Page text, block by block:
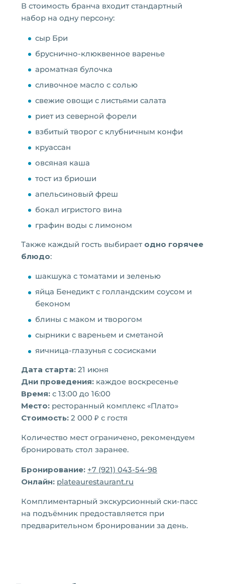
В стоимость бранча входит стандартный
набор на одну персону:
сыр Бри
бруснично-клюквенное варенье
ароматная булочка
сливочное масло с солью
свежие овощи с листьями салата
риет из северной форели
взбитый творог с клубничным конфи
круассан
овсяная каша
тост из бриоши
апельсиновый фреш
бокал игристого вина
графин воды с лимоном
Также каждый гость выбирает одно горячее
блюдо:
шакшука с томатами и зеленью
яйца Бенедикт с голландским соусом и
беконом
блины с маком и творогом
сырники с вареньем и сметаной
яичница-глазунья с сосисками
Дата старта: 21 июня
Дни проведения: каждое воскресенье
Время: с 13:00 до 16:00
Место: ресторанный комплекс «Плато»
Стоимость: 2 000 ₽ с гостя
Количество мест ограничено, рекомендуем
бронировать стол заранее.
Бронирование: +7 (921) 043-54-98
Онлайн: plateaurestaurant.ru
Комплиментарный экскурсионный ски-пасс
на подъёмник предоставляется при
предварительном бронировании за день.